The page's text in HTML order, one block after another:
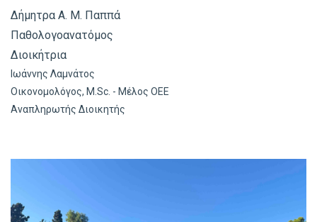
Δήμητρα Α. Μ. Παππά
Παθολογοανατόμος
Διοικήτρια
Ιωάννης Λαμνάτος
Οικονομολόγος, M.Sc. - Μέλος ΟΕΕ
Αναπληρωτής Διοικητής